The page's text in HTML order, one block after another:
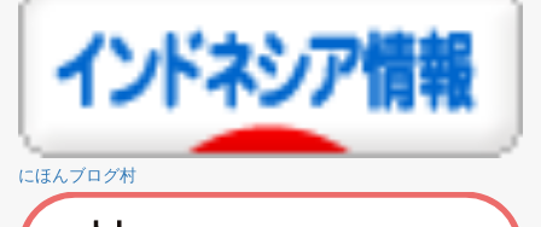
にほんブログ村